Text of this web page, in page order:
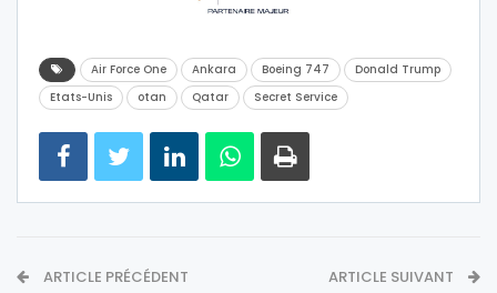
Air Force One Ankara Boeing 747
Donald Trump
Etats-Unis
otan Qatar Secret Service
ARTICLE PRÉCÉDENT ARTICLE SUIVANT